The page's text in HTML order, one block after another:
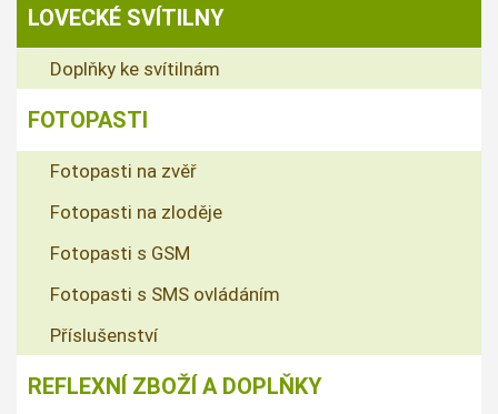
LOVECKÉ SVÍTILNY
Doplňky ke svítilnám
FOTOPASTI
Fotopasti na zvěř
Fotopasti na zloděje
Fotopasti s GSM
Fotopasti s SMS ovládáním
Příslušenství
REFLEXNÍ ZBOŽÍ A DOPLŇKY